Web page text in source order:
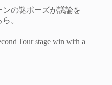
の謎ポーズが議論を
。
Tour stage win with a